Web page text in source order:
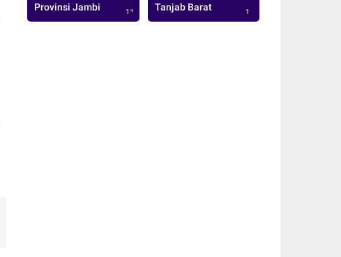
Provinsi Jambi 113 Tanjab Barat 1